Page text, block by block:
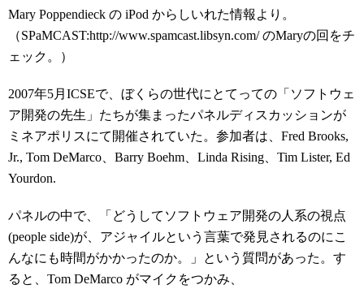
Mary Poppendieck の iPod からしいれた情報より。
（SPaMCAST:http://www.spamcast.libsyn.com/ のMaryの回をチ
ェック。）
2007年5月ICSEで、ぼくらの世代にとてっての「ソフトウェ
ア開発の先生」たちが集まったパネルディスカッションが
ミネアポリスにて開催されていた。参加者は、Fred Brooks,
Jr., Tom DeMarco、Barry Boehm、Linda Rising、Tim Lister, Ed
Yourdon.
パネルの中で、「どうしてソフトウェア開発の人系の視点
(people side)が、アジャイルという言葉で発見されるのにこ
んなにも時間がかかったのか。」という質問があった。す
ると、Tom DeMarco がマイクをつかみ、